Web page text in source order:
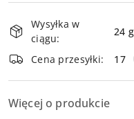
i
dostawa
Wysyłka w
ciągu:
24
Cena przesyłki: 17
Więcej o produkcie